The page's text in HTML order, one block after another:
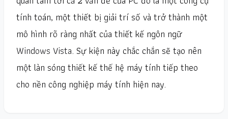
tính toán, một thiết bị giải trí số và trở thành một
mô hình rõ ràng nhất của thiết kế ngôn ngữ
Windows Vista. Sự kiện này chắc chắn sẽ tạo nên
một làn sóng thiết kế thế hệ máy tính tiếp theo
cho nền công nghiệp máy tính hiện nay.